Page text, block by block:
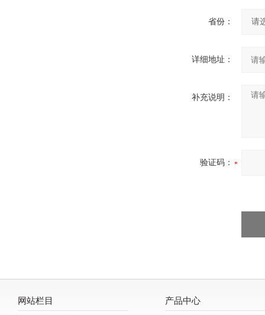
省份：
详细地址：
补充说明：
验证码：
网站栏目 产品中心